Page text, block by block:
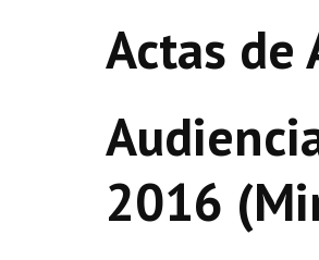
Actas de
2016